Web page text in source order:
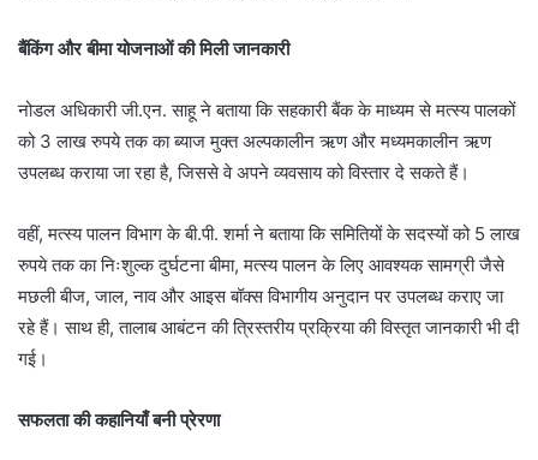
बैंकिंग और बीमा योजनाओं की मिली जानकारी
नोडल अधिकारी जी.एन. साहू ने बताया कि सहकारी बैंक के माध्यम से मत्स्य पालकों
को 3 लाख रुपये तक का ब्याज मुक्त अल्पकालीन ऋण और मध्यमकालीन ऋण
उपलब्ध कराया जा रहा है, जिससे वे अपने व्यवसाय को विस्तार दे सकते हैं।
वहीं, मत्स्य पालन विभाग के बी.पी. शर्मा ने बताया कि समितियों के सदस्यों को 5 लाख
रुपये तक का निःशुल्क दुर्घटना बीमा, मत्स्य पालन के लिए आवश्यक सामग्री जैसे
मछली बीज, जाल, नाव और आइस बॉक्स विभागीय अनुदान पर उपलब्ध कराए जा
रहे हैं। साथ ही, तालाब आबंटन की त्रिस्तरीय प्रक्रिया की विस्तृत जानकारी भी दी
गई।
सफलता की कहानियाँ बनी प्रेरणा